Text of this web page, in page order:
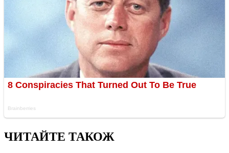
ЧИТАЙТЕ ТАКОЖ